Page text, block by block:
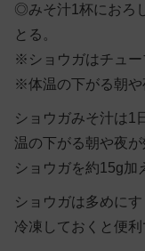
◎みそ汁1杯におろ
とる。
※ショウガはチュー
※体温の下がる朝や
ショウガみそ汁は1
温の下がる朝や夜
ショウガを約15g加
ショウガは多めに
冷凍しておくと便利